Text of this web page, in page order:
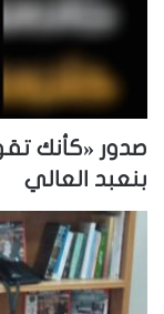
صدور «كأنك
بنعبد العالي